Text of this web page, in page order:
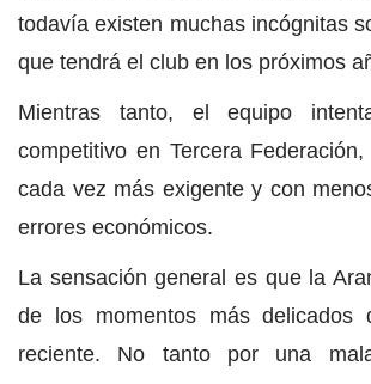
todavía existen muchas incógnitas
que tendrá el club en los próximos
Mientras tanto, el equipo
competitivo en Tercera
cada vez más exigente y con
errores económicos.
La sensación general es que la
de los momentos más delicados
reciente. No tanto por una